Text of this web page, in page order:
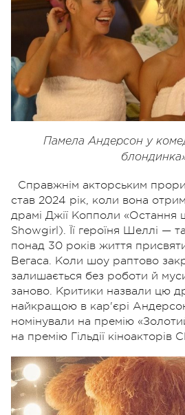
Памела Андерсон у
Справжнім акторським
став 2024 рік, коли вона
драмі Джії Копполи «Остання
Showgirl). Її героїня Шеллі —
понад 30 років життя
Вегаса. Коли шоу раптово
залишається без роботи й
заново. Критики назвали цю
найкращою в кар'єрі
номінували на премію
на премію Гільдії кіноакторів